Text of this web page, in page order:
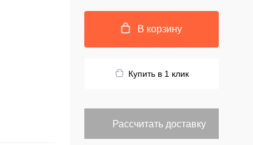
В корзину
Купить в 1 клик
Рассчитать доставку